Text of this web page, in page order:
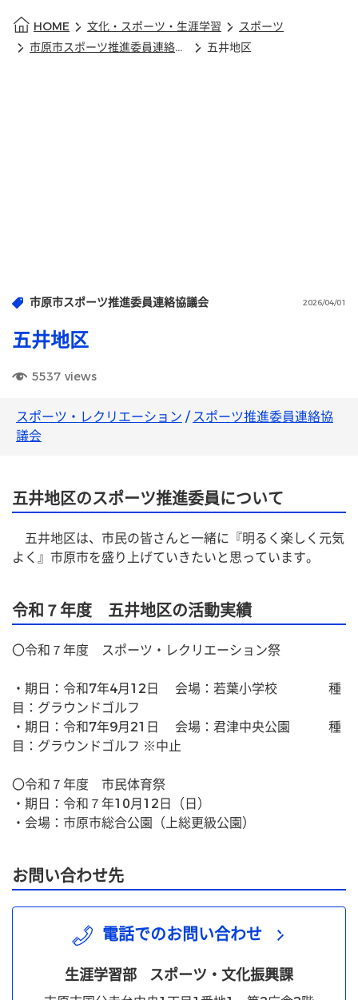
HOME 文化・スポーツ・生涯学習
スポーツ
市原市スポーツ推進委員連絡協議会
五井地区
市原市スポーツ推進委員連絡協議会 2026/04/01
五井地区
5537 views
スポーツ・レクリエーション /スポーツ推進委員連絡協
議会
五井地区のスポーツ推進委員について
五井地区は、市民の皆さんと一緒に『明るく楽しく元気
よく』市原市を盛り上げていきたいと思っています。
令和７年度 五井地区の活動実績
〇令和７年度　スポーツ・レクリエーション祭
・期日：令和7年4月12日　 会場：若葉小学校　　　　種
目：グラウンドゴルフ
・期日：令和7年9月21日　 会場：君津中央公園　　　種
目：グラウンドゴルフ ※中止
〇令和７年度　市民体育祭
・期日：令和７年10月12日（日）
・会場：市原市総合公園（上総更級公園）
お問い合わせ先
電話でのお問い合わせ
生涯学習部 スポーツ・文化振興課